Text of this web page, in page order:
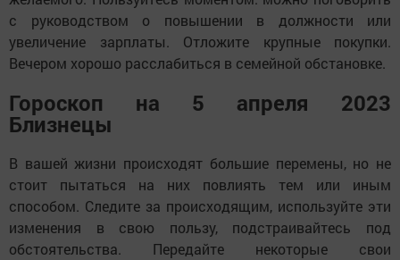
с руководством о повышении в должности или
увеличение зарплаты. Отложите крупные покупки.
Вечером хорошо расслабиться в семейной обстановке.
Гороскоп на 5 апреля 2023
Близнецы
В вашей жизни происходят большие перемены, но не
стоит пытаться на них повлиять тем или иным
способом. Следите за происходящим, используйте эти
изменения в свою пользу, подстраивайтесь под
обстоятельства. Передайте некоторые свои